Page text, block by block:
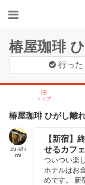
椿屋珈琲
行っ
トップ
椿屋珈琲 ひがし離
zu-shi
mi
【新宿】
せるカフ
ついつい楽
ホテルはお
めです。 新